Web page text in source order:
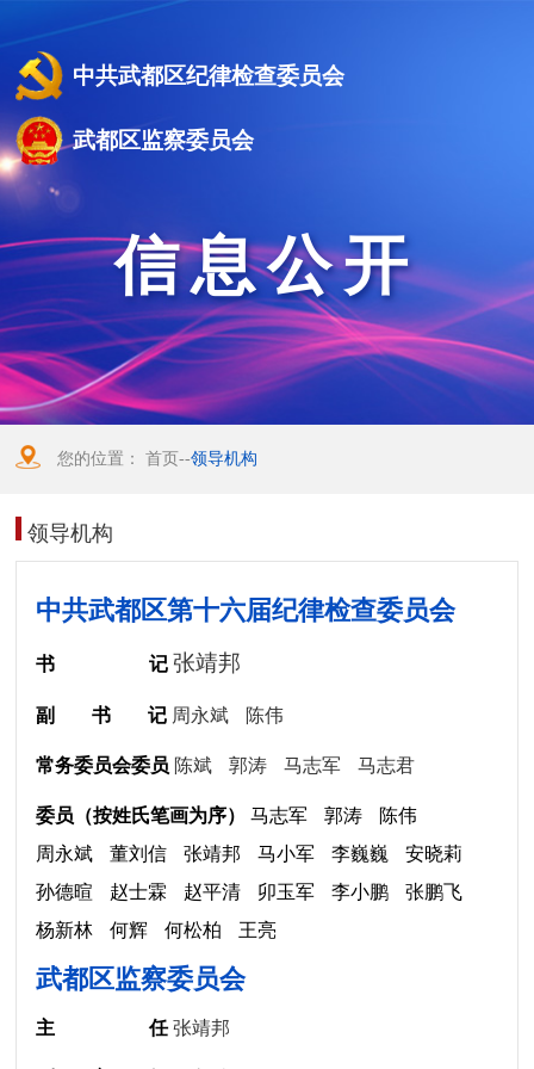
中共武都区纪律检查委员会
武都区监察委员会
信息公开
您的位置：首页--领导机构
领导机构
中共武都区第十六届纪律检查委员会
书 记 张靖邦
副 书 记 周永斌 陈伟
常务委员会委员 陈斌 郭涛 马志军 马志君
委员（按姓氏笔画为序） 马志军 郭涛
陈伟
周永斌
董刘信 张靖邦 马小军 李巍巍
安晓莉
孙德暄
赵士霖 赵平清 卯玉军 李小鹏
张鹏飞
杨新林
何辉 何松柏 王亮
武都区监察委员会
主 任 张靖邦